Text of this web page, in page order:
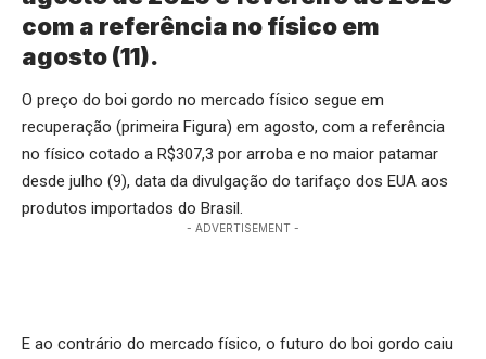
com a referência no físico em
agosto (11).
O preço do boi gordo no mercado físico segue em
recuperação (primeira Figura) em agosto, com a referência
no físico cotado a R$307,3 por arroba e no maior patamar
desde julho (9), data da divulgação do tarifaço dos EUA aos
produtos importados do Brasil.
- ADVERTISEMENT -
E ao contrário do mercado físico, o futuro do boi gordo caiu